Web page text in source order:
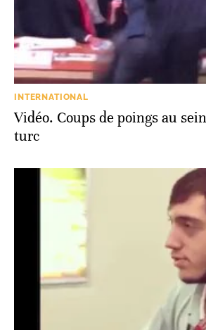
INTERNATIONAL
Vidéo. Coups de poings au
turc